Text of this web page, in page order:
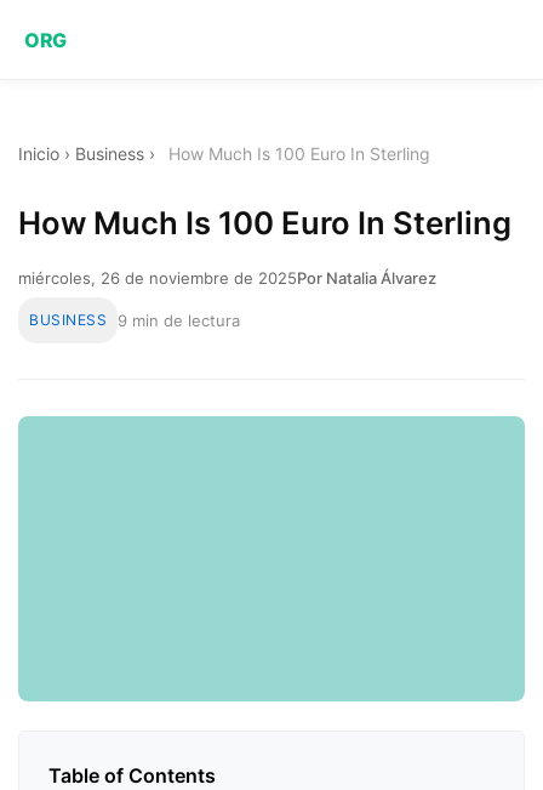
ORG
Inicio › Business › How Much Is 100 Euro In Sterling
How Much Is 100 Euro In Sterling
miércoles, 26 de noviembre de 2025Por Natalia Álvarez
BUSINESS 9 min de lectura
Table of Contents